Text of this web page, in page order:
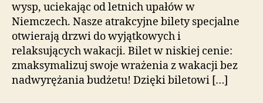
wysp, uciekając od letnich upałów w
Niemczech. Nasze atrakcyjne bilety specjalne
otwierają drzwi do wyjątkowych i
relaksujących wakacji. Bilet w niskiej cenie:
zmaksymalizuj swoje wrażenia z wakacji bez
nadwyrężania budżetu! Dzięki biletowi […]